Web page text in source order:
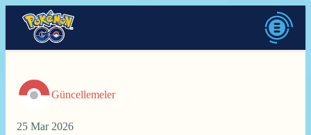
Güncellemeler
25 Mar 2026